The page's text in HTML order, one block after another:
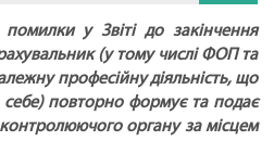
у Звіті до закінчення
(у тому числі ФОП та
професійну діяльність, що
себе) повторно формує та подає
органу за місцем